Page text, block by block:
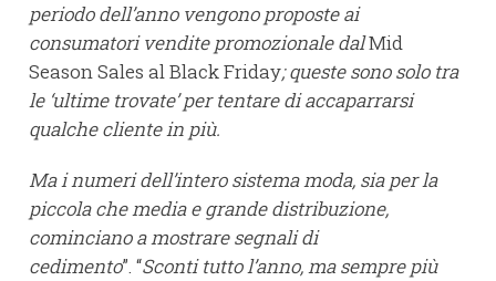
periodo dell’anno vengono proposte ai
consumatori vendite promozionale dalMid
Season Sales al Black Friday; queste sono solo tra
le ‘ultime trovate’ per tentare di accaparrarsi
qualche cliente in più.
Ma i numeri dell’intero sistema moda, sia per la
piccola che media e grande distribuzione,
cominciano a mostrare segnali di
cedimento”. “Sconti tutto l’anno, ma sempre più